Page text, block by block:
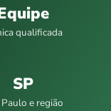
qualificada
SP
e região